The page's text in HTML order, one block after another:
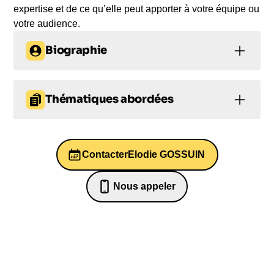
expertise et de ce qu’elle peut apporter à votre équipe ou
votre audience.
Biographie
radio et infirmière
Europe, a su se réinventer après sa carrière dans
les concours de beauté et le mannequinat.
Chroniqueuse pour plusieurs émissions TV comme
"Un Max de services" ou "Touche pas à mon
poste", elle anime également des émissions radio
Thématiques abordées
Leadership Gestion du temps
Santé mentale
ContacterElodie GOSSUIN
Nous appeler
07 82 68 65 18